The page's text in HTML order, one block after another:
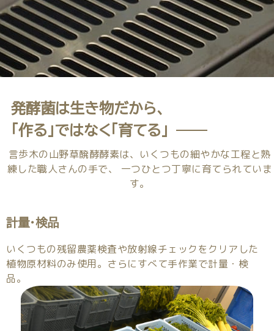
発酵菌は生き物だから、
「作る」ではなく「育てる」
言歩木の山野草醗酵酵素は、いくつもの細やかな工程と熟
練した職人さんの手で、 一つひとつ丁寧に育てられていま
す。
計量・検品
いくつもの残留農薬検査や放射線チェックをクリアした
植物原材料のみ使用。さらにすべて手作業で計量・検
品。